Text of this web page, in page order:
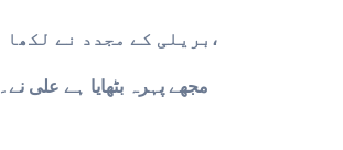
بریلی کے مجدد نے لکھا ہے،
مجھے پہرہ بٹھایا ہے علی نے۔